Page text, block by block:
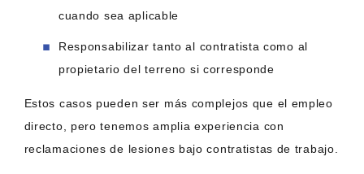
cuando sea aplicable
Responsabilizar tanto al contratista como al
propietario del terreno si corresponde
Estos casos pueden ser más complejos que el empleo
directo, pero tenemos amplia experiencia con
reclamaciones de lesiones bajo contratistas de trabajo.